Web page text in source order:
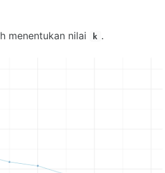
menentukan nilai k .